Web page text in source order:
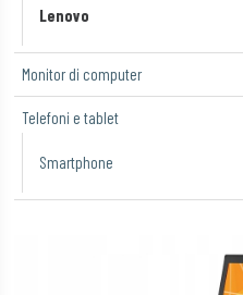
Lenovo
Monitor di computer
Telefoni e tablet
Smartphone